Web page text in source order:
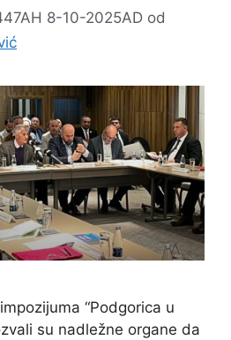
8-10-2025AD od
“Podgorica u
su nadležne organe da